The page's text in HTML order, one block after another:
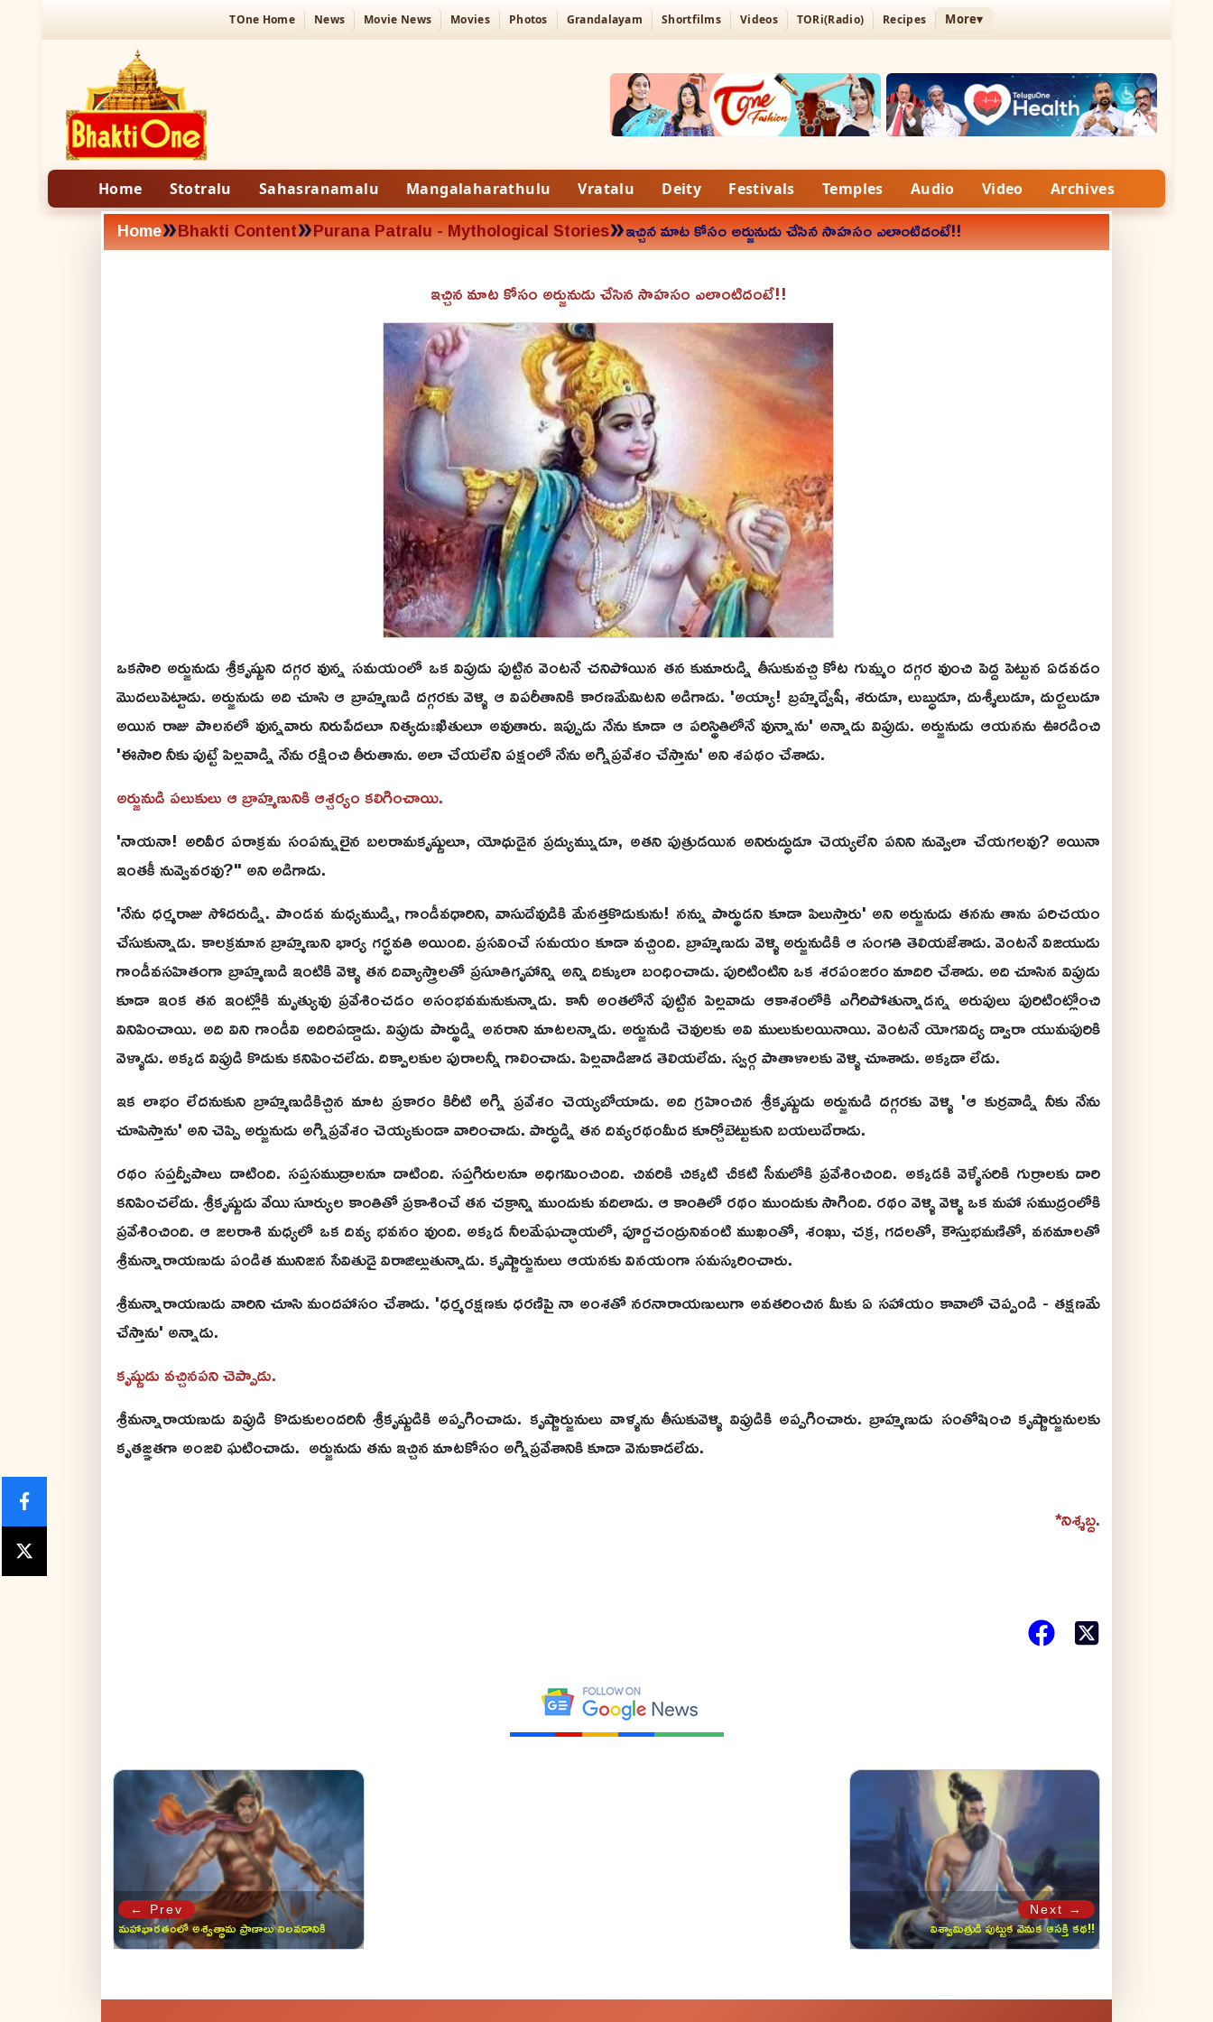
TOne Home News Movie News Movies Photos Grandalayam Shortfilms Videos TORi(Radio) Recipes More▾
Home Stotralu Sahasranamalu Mangalaharathulu Vratalu Deity Festivals Temples Audio Video Archives
Home»Bhakti Content»Purana Patralu - Mythological Stories»ఇచ్చిన మాట కోసం అర్జునుడు చేసిన సాహసం ఎలాంటిదంటే!!
ఇచ్చిన మాట కోసం అర్జునుడు చేసిన సాహసం ఎలాంటిదంటే!!
ఒకసారి అర్జునుడు శ్రీకృష్ణుని దగ్గర వున్న సమయంలో ఒక విప్రుడు పుట్టిన వెంటనే చనిపోయిన తన కుమారుడ్ని తీసుకువచ్చి కోట గుమ్మం దగ్గర వుంచి పెద్ద పెట్టున ఏడవడం
మొదలుపెట్టాడు. అర్జునుడు అది చూసి ఆ బ్రాహ్మణుడి దగ్గరకు వెళ్ళి ఆ విపరీతానికి కారణమేమిటని అడిగాడు. 'అయ్యా! బ్రహ్మద్వేషీ, శరుడూ, లుబ్ధుడూ, దుశ్శీలుడూ, దుర్బలుడూ
అయిన రాజు పాలనలో వున్నవారు నిరుపేదలూ నిత్యదుఃఖితులూ అవుతారు. ఇప్పుడు నేను కూడా ఆ పరిస్థితిలోనే వున్నాను' అన్నాడు విప్రుడు. అర్జునుడు ఆయనను ఊరడించి
'ఈసారి నీకు పుట్టే పిల్లవాడ్ని నేను రక్షించి తీరుతాను. అలా చేయలేని పక్షంలో నేను అగ్నిప్రవేశం చేస్తాను' అని శపథం చేశాడు.
అర్జునుడి పలుకులు ఆ బ్రాహ్మణునికి ఆశ్చర్యం కలిగించాయి.
'నాయనా! అరివీర పరాక్రమ సంపన్నులైన బలరామకృష్ణులూ, యోధుడైన ప్రద్యుమ్నుడూ, అతని పుత్రుడయిన అనిరుద్ధుడూ చెయ్యలేని పనిని నువ్వెలా చేయగలవు? అయినా
ఇంతకీ నువ్వెవరవు?" అని అడిగాడు.
'నేను ధర్మరాజు సోదరుడ్ని. పాండవ మధ్యముడ్ని, గాండీవధారిని, వాసుదేవుడికి మేనత్తకొడుకును! నన్ను పార్థుడని కూడా పిలుస్తారు' అని అర్జునుడు తనను తాను పరిచయం
చేసుకున్నాడు. కాలక్రమాన బ్రాహ్మణుని భార్య గర్భవతి అయింది. ప్రసవించే సమయం కూడా వచ్చింది. బ్రాహ్మణుడు వెళ్ళి అర్జునుడికి ఆ సంగతి తెలియజేశాడు. వెంటనే విజయుడు
గాండీవసహితంగా బ్రాహ్మణుడి ఇంటికి వెళ్ళి తన దివ్యాస్త్రాలతో ప్రసూతిగృహాన్ని అన్ని దిక్కులా బంధించాడు. పురిటింటిని ఒక శరపంజరం మాదిరి చేశాడు. అది చూసిన విప్రుడు
కూడా ఇంక తన ఇంట్లోకి మృత్యువు ప్రవేశించడం అసంభవమనుకున్నాడు. కానీ అంతలోనే పుట్టిన పిల్లవాడు ఆకాశంలోకి ఎగిరిపోతున్నాడన్న అరుపులు పురిటింట్లోంచి
వినిపించాయి. అది విని గాండీవి అదిరిపడ్డాడు. విప్రుడు పార్థుడ్ని అనరాని మాటలన్నాడు. అర్జునుడి చెవులకు అవి ములుకులయినాయి. వెంటనే యోగవిద్య ద్వారా యుమపురికి
వెళ్ళాడు. అక్కడ విప్రుడి కొడుకు కనిపించలేదు. దిక్పాలకుల పురాలన్నీ గాలించాడు. పిల్లవాడిజాడ తెలియలేదు. స్వర్గ పాతాళాలకు వెళ్ళి చూశాడు. అక్కడా లేడు.
ఇక లాభం లేదనుకుని బ్రాహ్మణుడికిచ్చిన మాట ప్రకారం కిరీటి అగ్ని ప్రవేశం చెయ్యబోయాడు. అది గ్రహించిన శ్రీకృష్ణుడు అర్జునుడి దగ్గరకు వెళ్ళి 'ఆ కుర్రవాడ్ని నీకు నేను
చూపిస్తాను' అని చెప్పి అర్జునుడు అగ్నిప్రవేశం చెయ్యకుండా వారించాడు. పార్ధుడ్ని తన దివ్యరథంమీద కూర్చోబెట్టుకుని బయలుదేరాడు.
రథం సప్తద్వీపాలు దాటింది. సప్తసముద్రాలనూ దాటింది. సప్తగిరులనూ అధిగమించింది. చివరికి చిక్కటి చీకటి సీమలోకి ప్రవేశించింది. అక్కడకి వెళ్ళేసరికి గుర్రాలకు దారి
కనిపించలేదు. శ్రీకృష్ణుడు వేయి సూర్యుల కాంతితో ప్రకాశించే తన చక్రాన్ని ముందుకు వదిలాడు. ఆ కాంతిలో రథం ముందుకు సాగింది. రథం వెళ్ళి వెళ్ళి ఒక మహా సముద్రంలోకి
ప్రవేశించింది. ఆ జలరాశి మధ్యలో ఒక దివ్య భవనం వుంది. అక్కడ నీలమేఘచ్ఛాయలో, పూర్ణచంద్రునివంటి ముఖంతో, శంఖు, చక్ర, గదలతో, కౌస్తుభమణితో, వనమాలతో
శ్రీమన్నారాయణుడు పండిత మునిజన సేవితుడై విరాజిల్లుతున్నాడు. కృష్ణార్జునులు ఆయనకు వినయంగా సమస్కరించారు.
శ్రీమన్నారాయణుడు వారిని చూసి మందహాసం చేశాడు. 'ధర్మరక్షణకు ధరణిపై నా అంశతో నరనారాయణులుగా అవతరించిన మీకు ఏ సహాయం కావాలో చెప్పండి - తక్షణమే
చేస్తాను' అన్నాడు.
కృష్ణుడు వచ్చినపని చెప్పాడు.
శ్రీమన్నారాయణుడు విప్రుడి కొడుకులందరినీ శ్రీకృష్ణుడికి అప్పగించాడు. కృష్ణార్జునులు వాళ్ళను తీసుకువెళ్ళి విప్రుడికి అప్పగించారు. బ్రాహ్మణుడు సంతోషించి కృష్ణార్జునులకు
కృతజ్ఞతగా అంజలి ఘటించాడు. అర్జునుడు తను ఇచ్చిన మాటకోసం అగ్నిప్రవేశానికి కూడా వెనుకాడలేదు.
*నిశ్శబ్ద.
← Prev
మహాభారతంలో అశ్వత్థామ ప్రాణాలు నిలవడానికి
గల ఓకే ఒక కారణం ఇదే..
Next →
విశ్వామిత్రుడి పుట్టుక వెనుక ఆసక్తి కథ!!